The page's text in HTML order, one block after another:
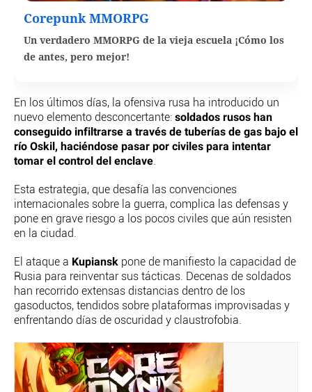
Corepunk MMORPG
Un verdadero MMORPG de la vieja escuela ¡Cómo los
de antes, pero mejor!
En los últimos días, la ofensiva rusa ha introducido un
nuevo elemento desconcertante: soldados rusos han
conseguido infiltrarse a través de tuberías de gas bajo el
río Oskil, haciéndose pasar por civiles para intentar
tomar el control del enclave.
Esta estrategia, que desafía las convenciones
internacionales sobre la guerra, complica las defensas y
pone en grave riesgo a los pocos civiles que aún resisten
en la ciudad.
El ataque a Kupiansk pone de manifiesto la capacidad de
Rusia para reinventar sus tácticas. Decenas de soldados
han recorrido extensas distancias dentro de los
gasoductos, tendidos sobre plataformas improvisadas y
enfrentando días de oscuridad y claustrofobia.